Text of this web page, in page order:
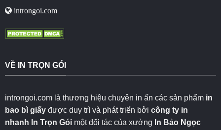
introngoi.com
VỀ IN TRỌN GÓI
introngoi.com là thương hiệu chuyên in ấn các sản phẩm in
bao bì giấyđược duy trì và phát triển bởi công ty in
nhanh In Trọn Góimột đối tác của xưởng In Bảo Ngọc